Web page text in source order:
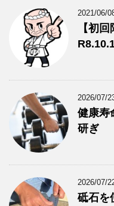
2021/06/
【初
2026/07/
健康寿
研ぎ
2026/07/
砥石を